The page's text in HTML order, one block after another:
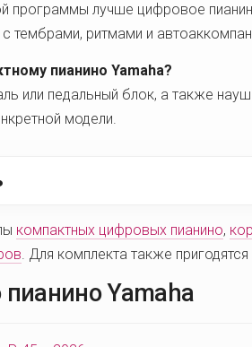
программы лучше цифровое
тембрами, ритмами и
пианино Yamaha?
или педальный блок, а также
модели.
компактных цифровых пианино,
. Для комплекта также пригодятся
Yamaha